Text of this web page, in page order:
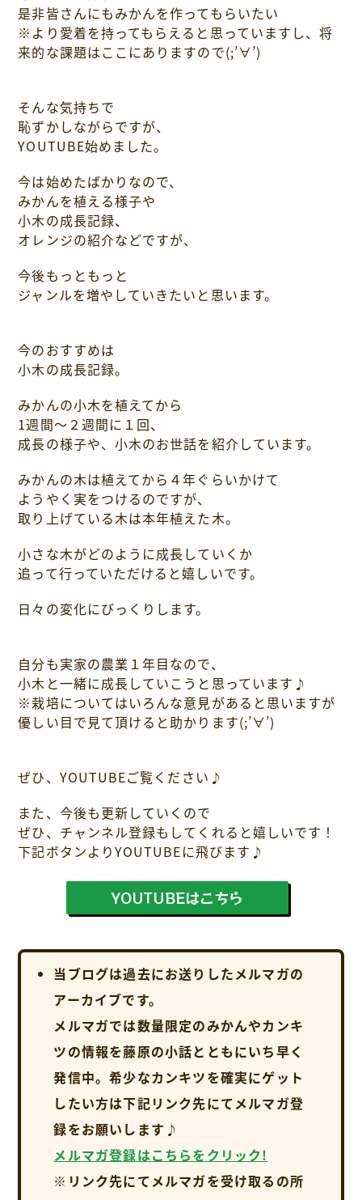
是非皆さんにもみかんを作ってもらいたい
※より愛着を持ってもらえると思っていますし、将
来的な課題はここにありますので(;’∀’)
そんな気持ちで
恥ずかしながらですが、
YOUTUBE始めました。
今は始めたばかりなので、
みかんを植える様子や
小木の成長記録、
オレンジの紹介などですが、
今後もっともっと
ジャンルを増やしていきたいと思います。
今のおすすめは
小木の成長記録。
みかんの小木を植えてから
1週間～２週間に１回、
成長の様子や、小木のお世話を紹介しています。
みかんの木は植えてから４年ぐらいかけて
ようやく実をつけるのですが、
取り上げている木は本年植えた木。
小さな木がどのように成長していくか
追って行っていただけると嬉しいです。
日々の変化にびっくりします。
自分も実家の農業１年目なので、
小木と一緒に成長していこうと思っています♪
※栽培についてはいろんな意見があると思いますが
優しい目で見て頂けると助かります(;’∀’)
ぜひ、YOUTUBEご覧ください♪
また、今後も更新していくので
ぜひ、チャンネル登録もしてくれると嬉しいです！
下記ボタンよりYOUTUBEに飛びます♪
YOUTUBEはこちら
当ブログは過去にお送りしたメルマガの
アーカイブです。
メルマガでは数量限定のみかんやカンキ
ツの情報を藤原の小話とともにいち早く
発信中。希少なカンキツを確実にゲット
したい方は下記リンク先にてメルマガ登
録をお願いします♪
メルマガ登録はこちらをクリック!
※リンク先にてメルマガを受け取るの所